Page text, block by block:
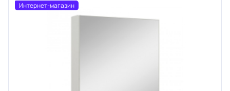
Интернет-магазин